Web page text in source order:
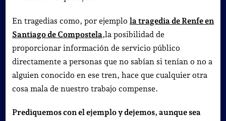
En tragedias como, por ejemplo la tragedia de Renfe en
Santiago de Compostela,la posibilidad de
proporcionar información de servicio público
directamente a personas que no sabían si tenían o no a
alguien conocido en ese tren, hace que cualquier otra
cosa mala de nuestro trabajo compense.
Prediquemos con el ejemplo y dejemos, aunque sea